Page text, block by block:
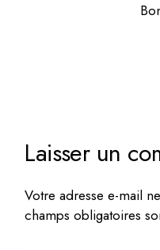
Laisser un
Votre adresse e-mail
champs obligatoires